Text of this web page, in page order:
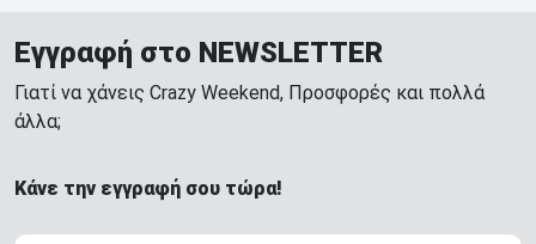
Εγγραφή στο NEWSLETTER
Γιατί να χάνεις Crazy Weekend, Προσφορές και πολλά
άλλα;
Κάνε την εγγραφή σου τώρα!